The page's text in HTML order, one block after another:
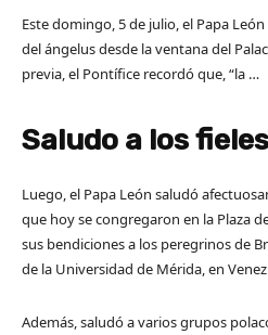
Este domingo, 5 de julio, el Papa
del ángelus desde la ventana del
previa, el Pontífice recordó que, “la …
Saludo a los
Luego, el Papa León saludó
que hoy se congregaron en la Plaza
sus bendiciones a los peregrinos de
de la Universidad de Mérida, en
Además, saludó a varios grupos